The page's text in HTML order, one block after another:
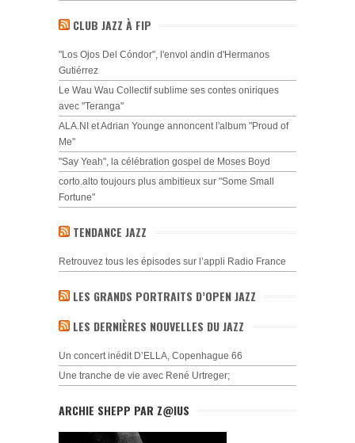
CLUB JAZZ À FIP
"Los Ojos Del Cóndor", l'envol andin d'Hermanos
Gutiérrez
Le Wau Wau Collectif sublime ses contes oniriques
avec "Teranga"
ALA.NI et Adrian Younge annoncent l'album "Proud of
Me"
"Say Yeah", la célébration gospel de Moses Boyd
corto.alto toujours plus ambitieux sur "Some Small
Fortune"
TENDANCE JAZZ
Retrouvez tous les épisodes sur l’appli Radio France
LES GRANDS PORTRAITS D’OPEN JAZZ
LES DERNIÈRES NOUVELLES DU JAZZ
Un concert inédit D’ELLA, Copenhague 66
Une tranche de vie avec René Urtreger;
ARCHIE SHEPP PAR Z@IUS